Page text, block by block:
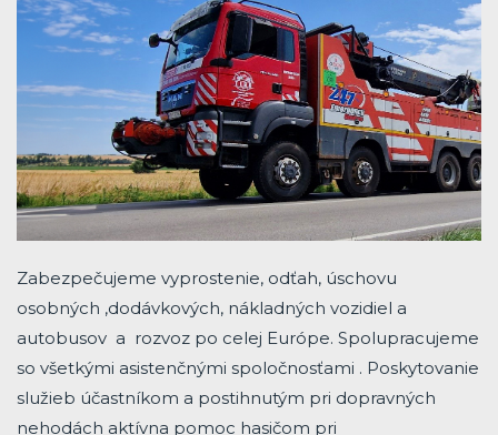
Zabezpečujeme vyprostenie, odťah, úschovu
osobných ,dodávkových, nákladných vozidiel a
autobusov a rozvoz po celej Európe. Spolupracujeme
so všetkými asistenčnými spoločnosťami . Poskytovanie
služieb účastníkom a postihnutým pri dopravných
nehodách aktívna pomoc hasičom pri